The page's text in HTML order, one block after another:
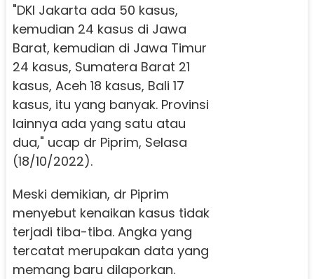
"DKI Jakarta ada 50 kasus,
kemudian 24 kasus di Jawa
Barat, kemudian di Jawa Timur
24 kasus, Sumatera Barat 21
kasus, Aceh 18 kasus, Bali 17
kasus, itu yang banyak. Provinsi
lainnya ada yang satu atau
dua," ucap dr Piprim, Selasa
(18/10/2022).
Meski demikian, dr Piprim
menyebut kenaikan kasus tidak
terjadi tiba-tiba. Angka yang
tercatat merupakan data yang
memang baru dilaporkan.